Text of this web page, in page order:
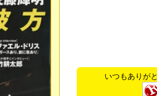
いつもありが